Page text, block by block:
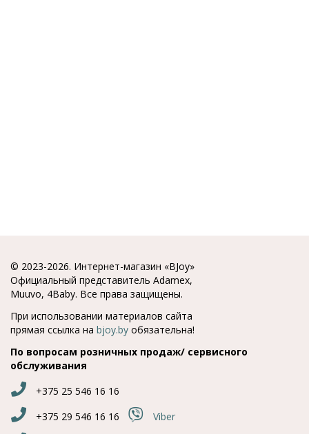
© 2023-2026. Интернет-магазин «BJoy»
Официальный представитель Adamex,
Muuvo, 4Baby. Все права защищены.
При использовании материалов сайта
прямая ссылка на bjoy.by обязательна!
По вопросам розничных продаж/ сервисного
обслуживания
+375 25 546 16 16
+375 29 546 16 16
Viber